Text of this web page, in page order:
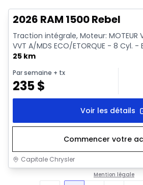
2026 RAM 1500 Rebel
Traction intégrale, Moteur: MOTEUR
VVT A/MDS ECO/ETORQUE - 8 Cyl. -
25 km
Par semaine + tx
235$
Voir les détails
Commencer votre
Capitale Chrysler
Mention légale